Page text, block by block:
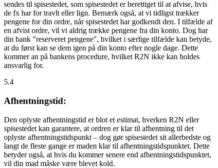
sendes til spisestedet, som spisestedet er berettiget til at afvise, hvis
de fx har for travlt eller lign. Bemærk også, at vi tidligst trækker
pengene for din ordre, når spisestedet har godkendt den. I tilfælde af
en afvist ordre, vil vi aldrig trække pengene fra din konto. Dog har
din bank "reserveret pengene", hvilket i særlige tilfælde kan betyde,
at du først kan se dem igen på din konto efter nogle dage. Dette
kommer an på bankens procedure, hvilket R2N ikke kan holdes
ansvarlig for.
5.4
Afhentningstid:
Den oplyste afhentningstid er blot et estimat, hverken R2N eller
spisestedet kan garantere, at ordren er klar til afhentning til det
oplyste afhentningstidspunkt – dog gør spisestedet sit allerbedste og
langt de fleste gange er maden klar til afhentningstidspunktet. Dette
betyder også, at hvis du kommer senere end afhentningstidspunktet,
vil din mad måske være blevet kold.